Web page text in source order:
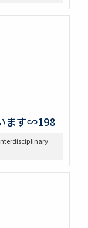
ます∽198